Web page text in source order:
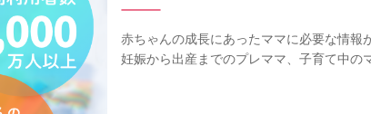
赤ちゃんの成長にあったママに必要な情報
妊娠から出産までのプレママ、子育て中の